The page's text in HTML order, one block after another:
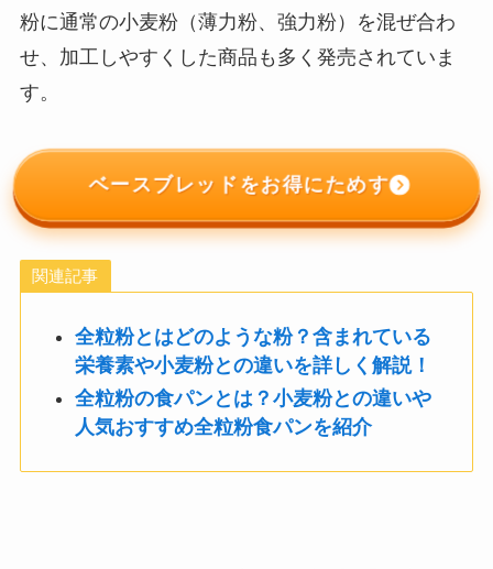
粉に通常の小麦粉（薄力粉、強力粉）を混ぜ合わ
せ、加工しやすくした商品も多く発売されていま
す。
ベースブレッドをお得にためす
関連記事
全粒粉とはどのような粉？含まれている
栄養素や小麦粉との違いを詳しく解説！
全粒粉の食パンとは？小麦粉との違いや
人気おすすめ全粒粉食パンを紹介